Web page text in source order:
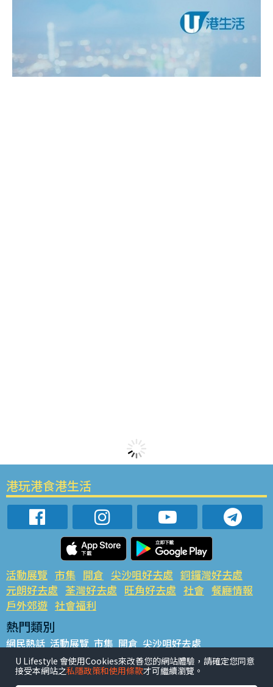
港玩港食港生活
活動展覽 市集 開倉 尖沙咀好去處 銅鑼灣好去處
元朗好去處 荃灣好去處 旺角好去處 社會 餐廳情報
戶外郊遊 社會福利
熱門類別
網民熱話 活動展覽 市集 開倉 尖沙咀好去處
銅鑼灣好去處 元朗好去處 荃灣好去處 旺角好去處 社會
餐廳情報 戶外郊遊
U Lifestyle 會使用Cookies來改善您的網站體驗，請確定您同意
接受本網站之私隱政策和使用條款才可繼續瀏覽。